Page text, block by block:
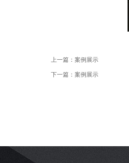
上一篇：案例展示
下一篇：案例展示